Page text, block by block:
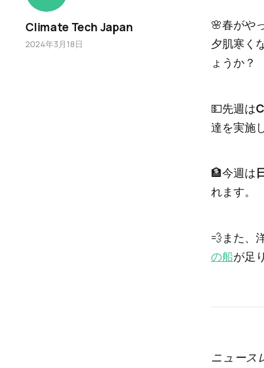
🌸春がや
夕肌寒く
ょうか？
💵先週は
達を実施
🏦今週は
れます。
💨また、
の船が足
ニュース
Climate Tech Japan
2024年3月18日